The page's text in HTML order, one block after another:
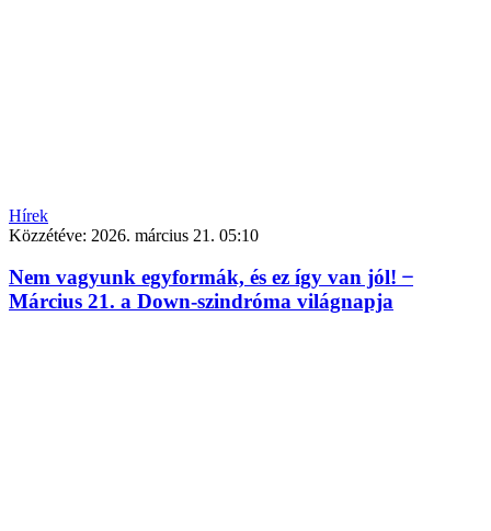
Hírek
Közzétéve: 2026. március 21. 05:10
Nem vagyunk egyformák, és ez így van jól! ̶
Március 21. a Down-szindróma világnapja